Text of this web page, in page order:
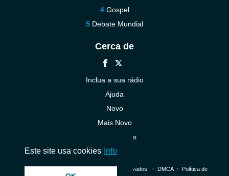
Gospel
Debate Mundial
Cerca de
Inclua a sua rádio
Ajuda
Novo
Mais Novo
Contacte-nos
© 2026 InstantAudio. Todos os direitos reservados. ・ DMCA・ Política de
Este site usa cookies Info